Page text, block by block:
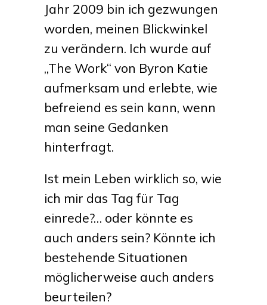
Jahr 2009 bin ich gezwungen
worden, meinen Blickwinkel
zu verändern. Ich wurde auf
„The Work“ von Byron Katie
aufmerksam und erlebte, wie
befreiend es sein kann, wenn
man seine Gedanken
hinterfragt.
Ist mein Leben wirklich so, wie
ich mir das Tag für Tag
einrede?… oder könnte es
auch anders sein? Könnte ich
bestehende Situationen
möglicherweise auch anders
beurteilen?